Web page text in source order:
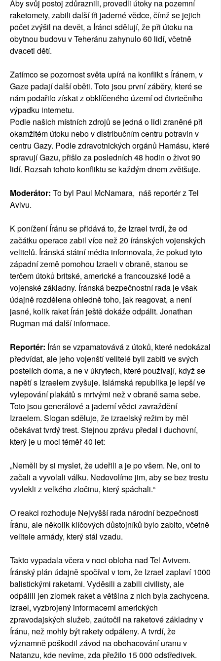
Aby svůj postoj zdůraznili, provedli útoky na pozemní
raketomety, zabili další tři jaderné vědce, čímž se jejich
počet zvýšil na devět, a Íránci sdělují, že při útoku na
obytnou budovu v Teheránu zahynulo 60 lidí, včetně
dvaceti dětí.
Zatímco se pozornost světa upírá na konflikt s Íránem, v
Gaze padají další oběti. Toto jsou první záběry, které se
nám podařilo získat z obklíčeného území od čtvrtečního
výpadku internetu.
Podle našich místních zdrojů se jedná o lidi zraněné při
okamžitém útoku nebo v distribučním centru potravin v
centru Gazy. Podle zdravotnických orgánů Hamásu, které
spravují Gazu, přišlo za posledních 48 hodin o život 90
lidí. Rozsah tohoto konfliktu se každým dnem zvětšuje.
Moderátor: To byl Paul McNamara, náš reportér z Tel
Avivu.
K ponížení Íránu se přidává to, že Izrael tvrdí, že od
začátku operace zabil více než 20 íránských vojenských
velitelů. Íránská státní média informovala, že pokud tyto
západní země pomohou Izraeli v obraně, stanou se
terčem útoků britské, americké a francouzské lodě a
vojenské základny. Íránská bezpečnostní rada je však
údajně rozdělena ohledně toho, jak reagovat, a není
jasné, kolik raket Írán ještě dokáže odpálit. Jonathan
Rugman má další informace.
Reportér: Írán se vzpamatovává z útoků, které nedokázal
předvídat, ale jeho vojenští velitelé byli zabiti ve svých
postelích doma, a ne v úkrytech, které používají, když se
napětí s Izraelem zvyšuje. Islámská republika je lepší ve
vylepování plakátů s mrtvými než v obraně sama sebe.
Toto jsou generálové a jaderní vědci zavraždění
Izraelem. Slogan sděluje, že izraelský režim by měl
očekávat tvrdý trest. Stejnou zprávu předal i duchovní,
který je u moci téměř 40 let:
„Neměli by si myslet, že udeřili a je po všem. Ne, oni to
začali a vyvolali válku. Nedovolíme jim, aby se bez trestu
vyvlekli z velkého zločinu, který spáchali.“
O reakci rozhoduje Nejvyšší rada národní bezpečnosti
Íránu, ale několik klíčových důstojníků bylo zabito, včetně
velitele armády, který stál vzadu.
Takto vypadala včera v noci obloha nad Tel Avivem.
Íránský plán údajně spočíval v tom, že Izrael zaplaví 1000
balistickými raketami. Vyděsili a zabili civilisty, ale
odpálili jen zlomek raket a většina z nich byla zachycena.
Izrael, vyzbrojený informacemi amerických
zpravodajských služeb, zaútočil na raketové základny v
Íránu, než mohly být rakety odpáleny. A tvrdí, že
významně poškodil závod na obohacování uranu v
Natanzu, kde nevíme, zda přežilo 15 000 odstředivek.